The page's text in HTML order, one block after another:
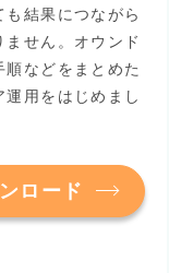
結果につながら
せん。オウンド
などをまとめた
用をはじめまし
ロード